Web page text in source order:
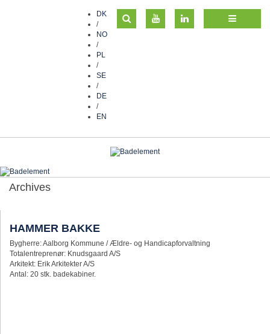
DK
/
NO
/
PL
/
SE
/
DE
/
EN
Archives
HAMMER BAKKE
Bygherre: Aalborg Kommune / Ældre- og Handicapforvaltning
Totalentreprenør: Knudsgaard A/S
Arkitekt: Erik Arkitekter A/S
Antal: 20 stk. badekabiner.